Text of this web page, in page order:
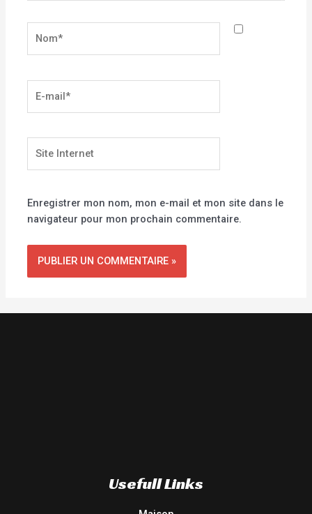
mail*
Internet
Enregistrer mon nom, mon e-mail et mon site dans le
navigateur pour mon prochain commentaire.
Usefull Links